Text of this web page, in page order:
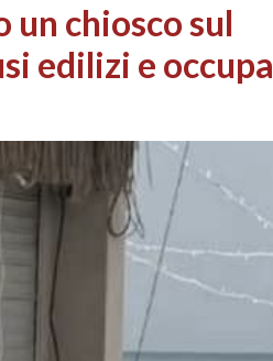
su call center,
da maltempo